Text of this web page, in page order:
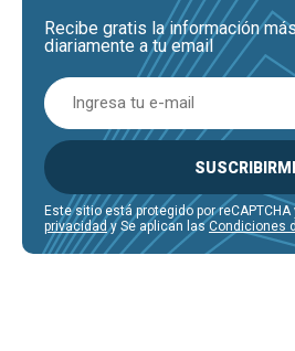
Recibe gratis la información
diariamente a tu email
Este sitio está protegido por reCAPTCHA
privacidad y Se aplican lasCondiciones